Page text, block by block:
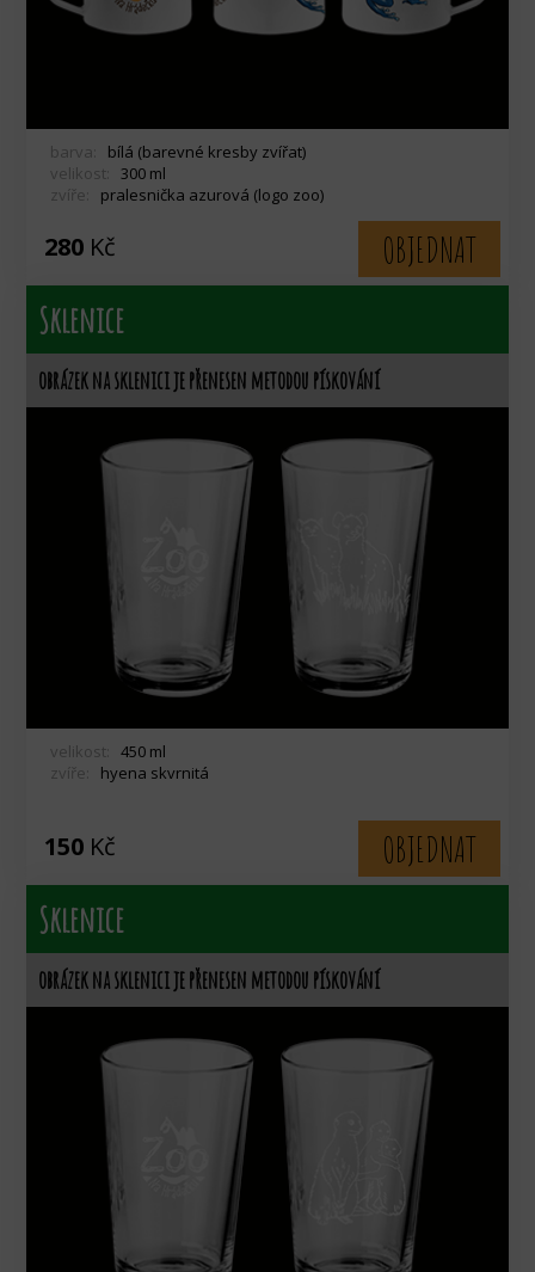
barva:
bílá (barevné kresby zvířat)
velikost:
300 ml
zvíře:
pralesnička azurová (logo zoo)
280 Kč
OBJEDNAT
Sklenice
obrázek na sklenici je přenesen metodou pískování
velikost:
450 ml
zvíře:
hyena skvrnitá
150 Kč
OBJEDNAT
Sklenice
obrázek na sklenici je přenesen metodou pískování